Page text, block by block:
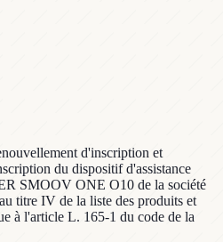
d'inscription et
du dispositif d'assistance
SMOOV ONE O10 de la société
titre IV de la liste des produits et
à l'article L. 165-1 du code de la